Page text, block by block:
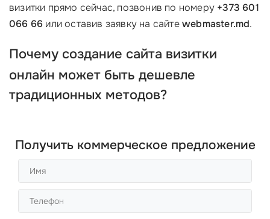
визитки прямо сейчас, позвонив по номеру +373 601
066 66 или оставив заявку на сайтеwebmaster.md.
Почему создание сайта визитки
онлайн может быть дешевле
традиционных методов?
Получить коммерческое предложение